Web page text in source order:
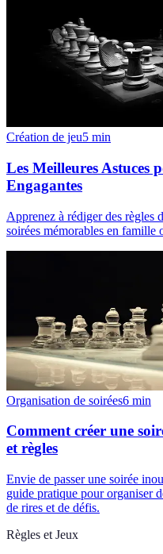
Création de jeu5 min
Les Meilleures Astuces
Engagantes
Apprenez à rédiger des règles
soirées mémorables en famille
Organisation de soirées6 min
Comment créer une
et règles
Envie de passer une soirée
guide pratique pour organiser
de rires et de défis.
Règles et Jeux